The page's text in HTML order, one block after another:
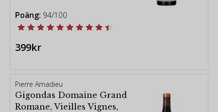
Poäng: 94/100
399kr
Pierre Amadieu
Gigondas Domaine Grand
Romane, Vieilles Vignes,